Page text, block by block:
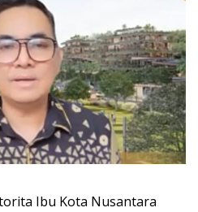
Ibu Kota Nusantara